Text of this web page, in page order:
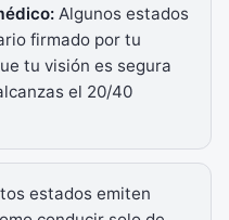
Algunos estados
firmado por tu
tu visión es segura
el 20/40
estados emiten